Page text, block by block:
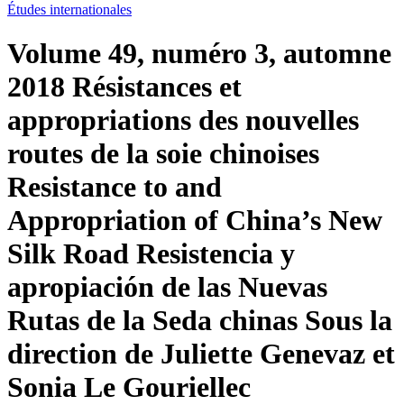
Études internationales
Volume 49, numéro 3, automne
2018 Résistances et
appropriations des nouvelles
routes de la soie chinoises
Resistance to and
Appropriation of China’s New
Silk Road Resistencia y
apropiación de las Nuevas
Rutas de la Seda chinas Sous la
direction de Juliette Genevaz et
Sonia Le Gouriellec